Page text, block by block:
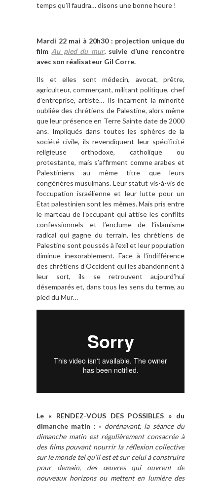
temps qu’il faudra… disons une bonne heure !
Mardi 22 mai à 20h30 : projection unique du
film Au pied du mur, suivie d’une rencontre
avec son réalisateur Gil Corre.
Ils et elles sont médecin, avocat, prêtre,
agriculteur, commerçant, militant politique, chef
d’entreprise, artiste… Ils incarnent la minorité
oubliée des chrétiens de Palestine, alors même
que leur présence en Terre Sainte date de 2000
ans. Impliqués dans toutes les sphères de la
société civile, ils revendiquent leur spécificité
religieuse orthodoxe, catholique ou
protestante, mais s’affirment comme arabes et
Palestiniens au même titre que leurs
congénères musulmans. Leur statut vis-à-vis de
l’occupation israélienne et leur lutte pour un
Etat palestinien sont les mêmes. Mais pris entre
le marteau de l’occupant qui attise les conflits
confessionnels et l’enclume de l’islamisme
radical qui gagne du terrain, les chrétiens de
Palestine sont poussés à l’exil et leur population
diminue inexorablement. Face à l’indifférence
des chrétiens d’Occident qui les abandonnent à
leur sort, ils se retrouvent aujourd’hui
désemparés et, dans tous les sens du terme, au
pied du Mur…
Le « RENDEZ-VOUS DES POSSIBLES » du
dimanche matin : « dorénavant, la séance du
dimanche matin est régulièrement consacrée à
des films pouvant nourrir la réflexion collective
sur le monde tel qu’il est et sur celui à construire
pour demain, des œuvres qui ouvrent de
nouveaux horizons ou mettent en lumière des